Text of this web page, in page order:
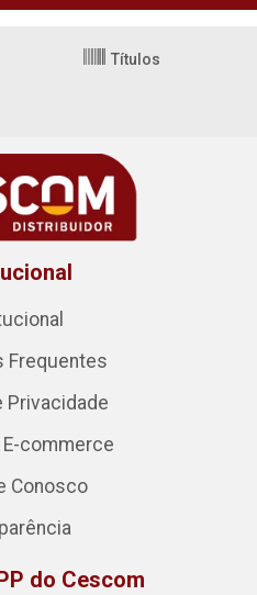
Títulos
Frequentes
Privacidade
commerce
Conosco
do Cescom